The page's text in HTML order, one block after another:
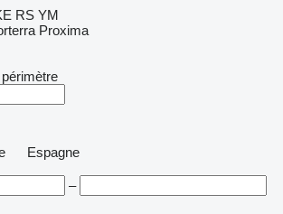
RS YM
Proxima
Espagne
–